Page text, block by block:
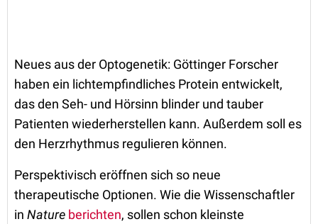
Neues aus der Optogenetik: Göttinger Forscher
haben ein lichtempfindliches Protein entwickelt,
das den Seh- und Hörsinn blinder und tauber
Patienten wiederherstellen kann. Außerdem soll es
den Herzrhythmus regulieren können.
Perspektivisch eröffnen sich so neue
therapeutische Optionen. Wie die Wissenschaftler
in Nature berichten, sollen schon kleinste